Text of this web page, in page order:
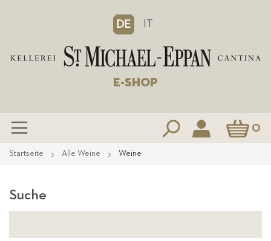
DE IT
E-SHOP
Mein 0
Zum
Startseite Alle Weine Weine
Suche